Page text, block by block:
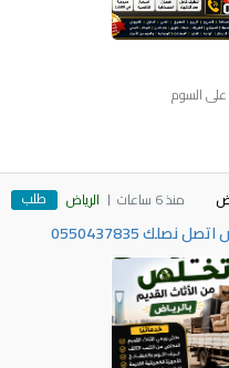
على السوم
منذ 6 ساعات الرياض طلب
0550437835